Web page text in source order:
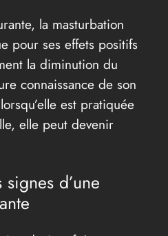
la masturbation
pour ses effets positifs
la diminution du
connaissance de son
est pratiquée
elle peut devenir
d’une